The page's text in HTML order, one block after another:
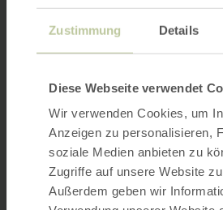
Zustimmung Details
Diese Webseite verwendet
Wir verwenden Cookies, um
Anzeigen zu personalisieren,
soziale Medien anbieten zu
Zugriffe auf unsere Website
Außerdem geben wir